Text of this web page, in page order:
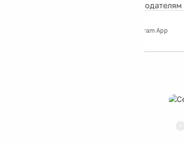
Рекламодателям
Telegram App